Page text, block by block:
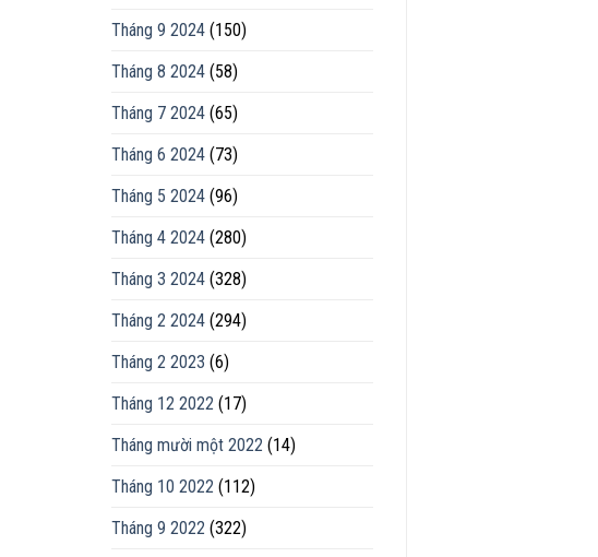
Tháng 9 2024 (150)
Tháng 8 2024 (58)
Tháng 7 2024 (65)
Tháng 6 2024 (73)
Tháng 5 2024 (96)
Tháng 4 2024 (280)
Tháng 3 2024 (328)
Tháng 2 2024 (294)
Tháng 2 2023 (6)
Tháng 12 2022 (17)
Tháng mười một 2022 (14)
Tháng 10 2022 (112)
Tháng 9 2022 (322)